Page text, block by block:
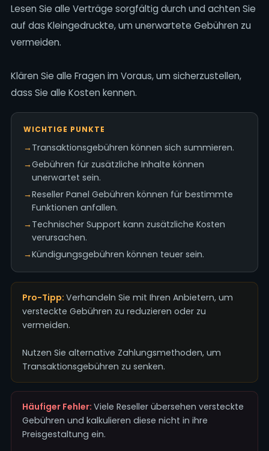
Lesen Sie alle Verträge sorgfältig durch und achten Sie
auf das Kleingedruckte, um unerwartete Gebühren zu
vermeiden.
Klären Sie alle Fragen im Voraus, um sicherzustellen,
dass Sie alle Kosten kennen.
WICHTIGE PUNKTE
→ Transaktionsgebühren können sich summieren.
→Gebühren für zusätzliche Inhalte können
unerwartet sein.
→Reseller Panel Gebühren können für bestimmte
Funktionen anfallen.
→ Technischer Support kann zusätzliche Kosten
verursachen.
→Kündigungsgebühren können teuer sein.
Pro-Tipp: Verhandeln Sie mit Ihren Anbietern, um
versteckte Gebühren zu reduzieren oder zu
vermeiden.
Nutzen Sie alternative Zahlungsmethoden, um
Transaktionsgebühren zu senken.
Häufiger Fehler: Viele Reseller übersehen versteckte
Gebühren und kalkulieren diese nicht in ihre
Preisgestaltung ein.